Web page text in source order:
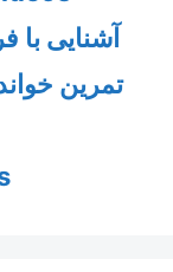
آشنایی با
تمرین